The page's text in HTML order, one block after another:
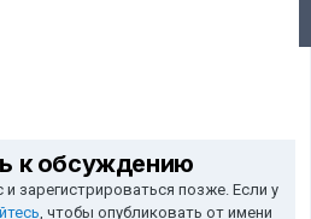
к обсуждению
зарегистрироваться позже. Если у
, чтобы опубликовать от имени